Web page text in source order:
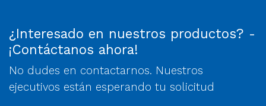
¿Interesado en nuestros productos? -
¡Contáctanos ahora!
No dudes en contactarnos. Nuestros
ejecutivos están esperando tu solicitud